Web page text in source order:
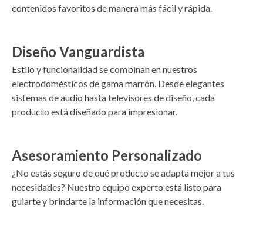
contenidos favoritos de manera más fácil y rápida.
Diseño Vanguardista
Estilo y funcionalidad se combinan en nuestros
electrodomésticos de gama marrón. Desde elegantes
sistemas de audio hasta televisores de diseño, cada
producto está diseñado para impresionar.
Asesoramiento Personalizado
¿No estás seguro de qué producto se adapta mejor a tus
necesidades? Nuestro equipo experto está listo para
guiarte y brindarte la información que necesitas.